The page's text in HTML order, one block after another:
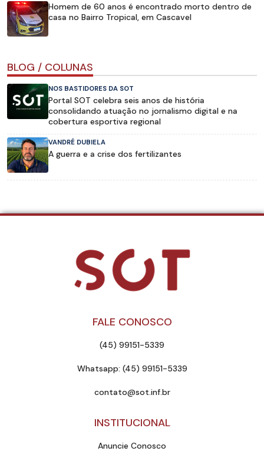
Homem de 60 anos é encontrado morto dentro de
casa no Bairro Tropical, em Cascavel
BLOG / COLUNAS
NOS BASTIDORES DA SOT
Portal SOT celebra seis anos de história
consolidando atuação no jornalismo digital e na
cobertura esportiva regional
VANDRÉ DUBIELA
A guerra e a crise dos fertilizantes
FALE CONOSCO
(45) 99151-5339
Whatsapp: (45) 99151-5339
contato@sot.inf.br
INSTITUCIONAL
Anuncie Conosco